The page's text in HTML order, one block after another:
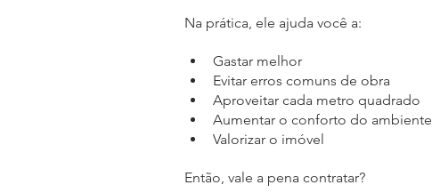
Na prática, ele ajuda você a:
Gastar melhor
Evitar erros comuns de obra
Aproveitar cada metro quadrado
Aumentar o conforto do ambiente
Valorizar o imóvel
Então, vale a pena contratar?